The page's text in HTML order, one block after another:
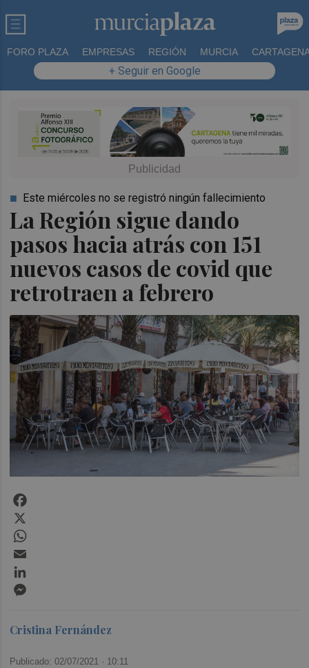
FORO PLAZA EMPRESAS REGIÓN MURCIA
+ Seguir en Google
La Región sigue dando
pasos hacia atrás con 151
nuevos casos de covid que
retrotraen a febrero
Este miércoles no se registró ningún fallecimiento
Cristina Fernández
Publicado: 02/07/2021 · 10:11